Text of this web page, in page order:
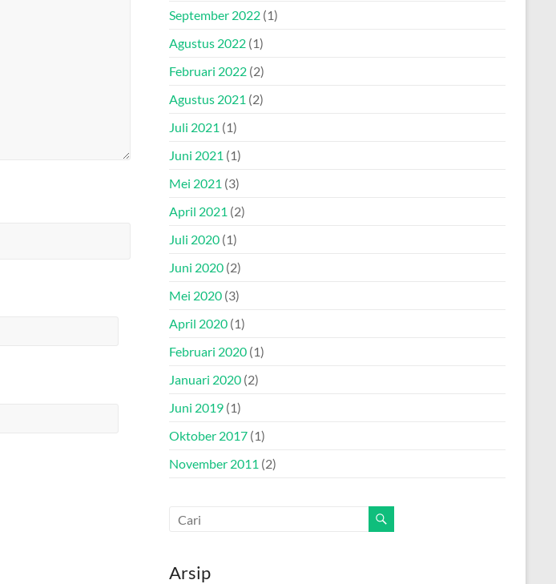
September 2022 (1)
Agustus 2022 (1)
Februari 2022 (2)
Agustus 2021 (2)
Juli 2021 (1)
Juni 2021 (1)
Mei 2021 (3)
April 2021 (2)
Juli 2020 (1)
Juni 2020 (2)
Mei 2020 (3)
April 2020 (1)
Februari 2020 (1)
Januari 2020 (2)
Juni 2019 (1)
Oktober 2017 (1)
November 2011 (2)
Arsip